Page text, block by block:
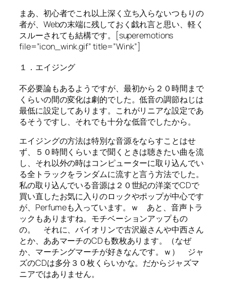
まあ、初心者でこれ以上深く立ち入らないつもりの
者が、Webの末端に残しておく戯れ言と思い、軽く
スルーされても結構です。[superemotions
file=”icon_wink.gif” title=”Wink”]
１．エイジング
不必要論もあるようですが、最初から２０時間まで
くらいの間の変化は劇的でした。低音の調節ねじは
最低に設定してあります。これがリニアな設定であ
るそうですし、それでも十分な低音でしたから。
エイジングの方法は特別な音源をならすことはせ
ず、５０時間くらいまで聞くときは聴きたい曲を流
し、それ以外の時はコンピューターに取り込んでい
る全トラックをランダムに流すと言う方法でした。
私の取り込んでいる音源は２０世紀の洋楽でCDで
買い直したお気に入りのロックやポップが中心です
が、Perfumeも入っています。ｗ あと、音声トラ
ックもありますね。モチベーションアップもの
の。 それに、バイオリンで古沢巌さんや中西さん
とか、ああマーチのCDも数枚あります。（なぜ
か、マーチングマーチが好きなんです。ｗ） ジャ
ズのCDは多分３０枚くらいかな。だからジャズマ
ニアではありません。